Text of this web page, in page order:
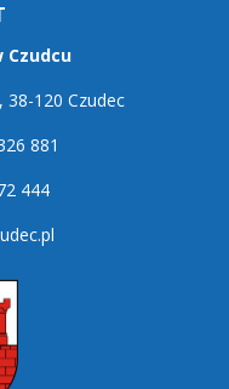
Czudcu
38-120 Czudec
881
444